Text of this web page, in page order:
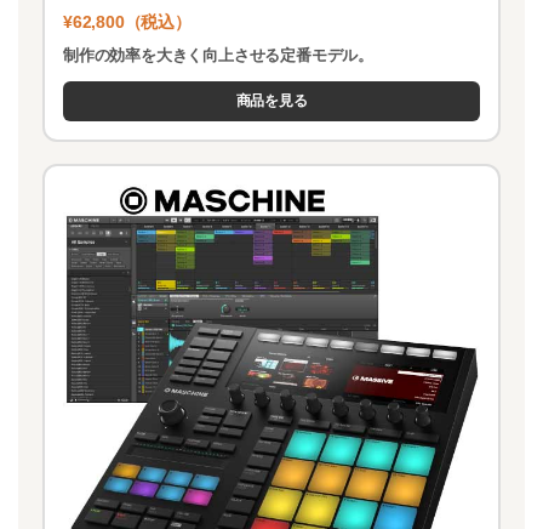
¥62,800（税込）
制作の効率を大きく向上させる定番モデル。
商品を見る